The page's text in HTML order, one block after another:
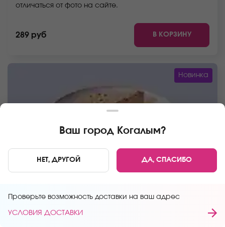
отличаться от фото на сайте.
289 руб В КОРЗИНУ
Новинка
Ваш город Когалым?
НЕТ, ДРУГОЙ ДА, СПАСИБО
Проверьте возможность доставки на ваш адрес
УСЛОВИЯ ДОСТАВКИ